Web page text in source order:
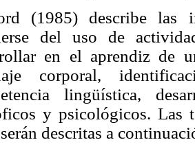
(1985) describe las
del uso de
en el aprendiz de
corporal,
lingüística,
y psicológicos. Las
descritas a